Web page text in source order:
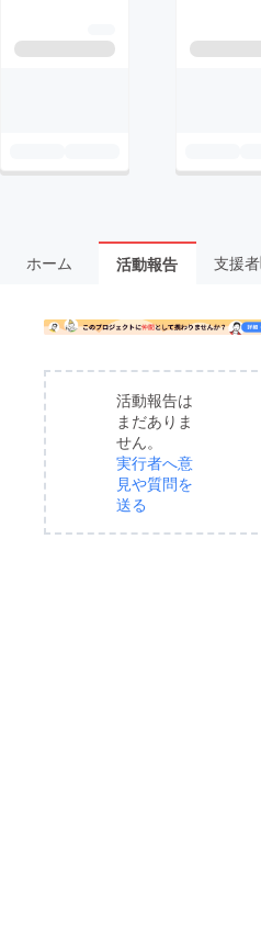
ホーム 活動報告 支援者
活動報告は
まだありま
せん。
実行者へ意
見や質問を
送る